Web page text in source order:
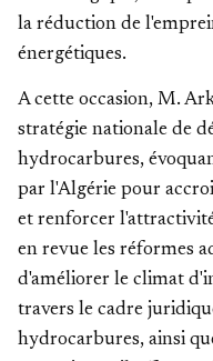
la réduction de
énergétiques.
A cette occasion, M.
stratégie nationale de
hydrocarbures,
par l'Algérie pour
et renforcer
en revue les réformes
d'améliorer le climat
travers le cadre
hydrocarbures, ainsi